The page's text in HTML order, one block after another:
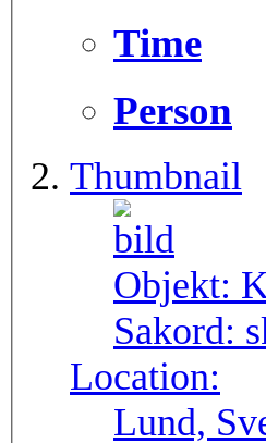
Time
Person
Thumbnail
Objekt:
Sakord:
Location:
Lund,